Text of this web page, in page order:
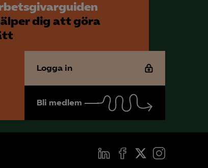
dig att göra
Logga in
Bli medlem